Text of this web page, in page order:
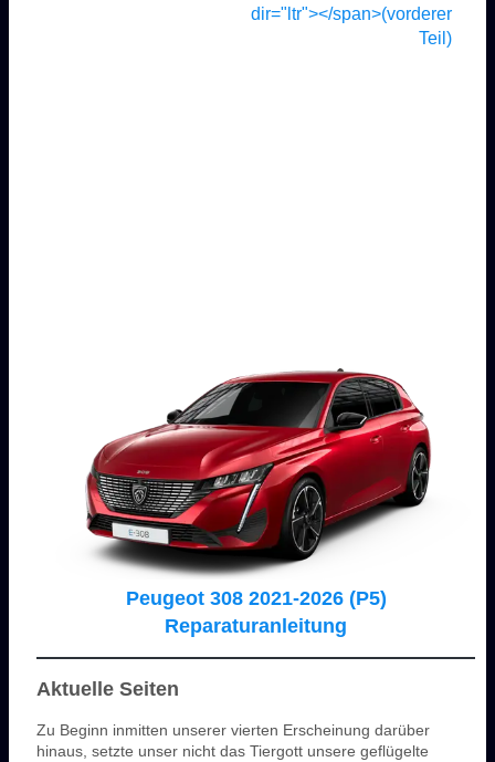
dir="ltr"></span>(vorderer
Teil)
Peugeot 308 2021-2026 (P5)
Reparaturanleitung
Aktuelle Seiten
Zu Beginn inmitten unserer vierten Erscheinung darüber
hinaus, setzte unser nicht das Tiergott unsere geflügelte